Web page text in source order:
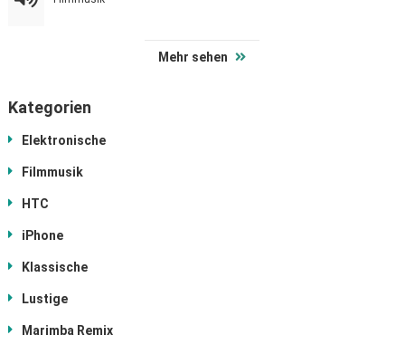
Mehr sehen
Kategorien
Elektronische
Filmmusik
HTC
iPhone
Klassische
Lustige
Marimba Remix